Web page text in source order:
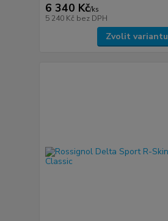
6 340 Kč/ks
5 240 Kč bez DPH
Zvolit variantu